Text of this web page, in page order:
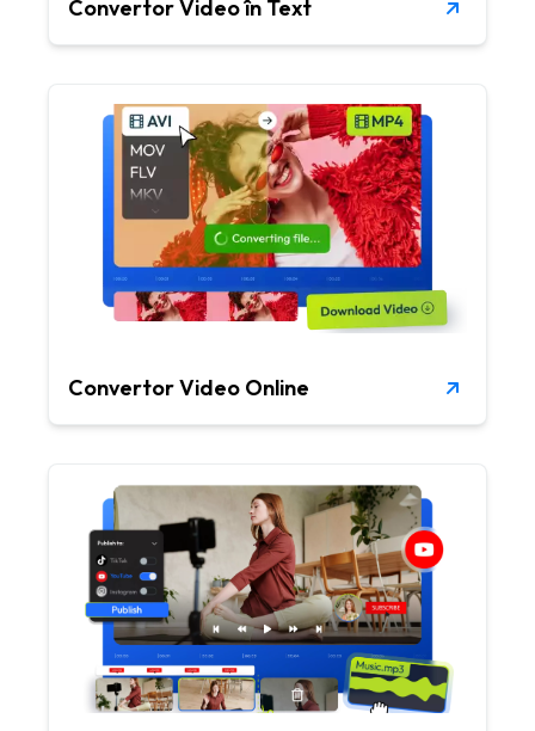
Convertor Video în Text
Convertor Video Online